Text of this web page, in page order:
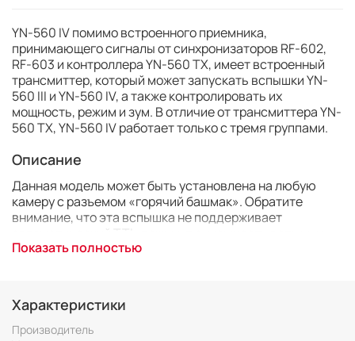
YN-560 IV помимо встроенного приемника,
принимающего сигналы от синхронизаторов RF-602,
RF-603 и контроллера YN-560 TX, имеет встроенный
трансмиттер, который может запускать вспышки YN-
560 III и YN-560 IV, а также контролировать их
мощность, режим и зум. В отличие от трансмиттера YN-
560 TX, YN-560 IV работает только с тремя группами.
Описание
Данная модель может быть установлена на любую
камеру с разъемом «горячий башмак». Обратите
внимание, что эта вспышка не поддерживает
необходимо устанавливать вручную.
- Количество групп: 3
- Количество каналов: 16
Показать полностью
Характеристики
Производитель